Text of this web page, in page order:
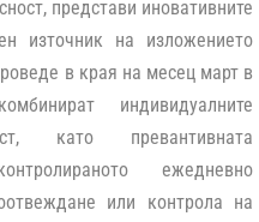
представи иновативните
източник на изложението
в края на месец март в
индивидуалните
като превантивната
ежедневно
или контрола на